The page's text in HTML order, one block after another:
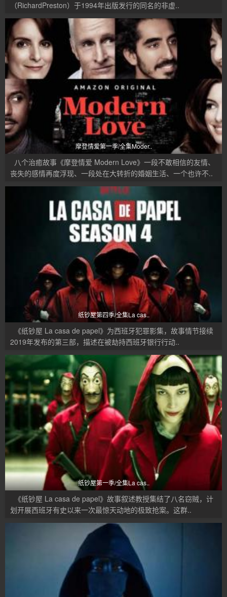
（RichardPreston）于1994年出版发行的同名的非虚..
摩登情爱第一季/全集Moder..
八个治癒故事《摩登情爱 Modern Love》一段不敢相信的友情、
丧失的感情再度浮现、一段处在大转折的婚姻生活、一个也许不..
纸钞屋第四季/全集La cas..
《纸钞屋 La casa de papel》为西班牙犯罪影集，故事情节接续
2019年发布的第三部，描述在被劫持西班牙银行行动..
纸钞屋第一季/全集La cas..
《纸钞屋 La casa de papel》故事叙述教授集结了八名窃贼，计
划开展西班牙有史以来一次最惊天动地的极致抢案。这群..